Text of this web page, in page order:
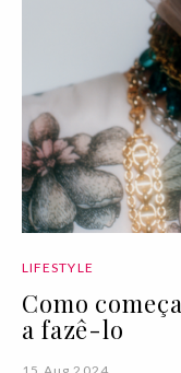
LIFESTYLE
Como
a fazê-lo
15 Aug 2024